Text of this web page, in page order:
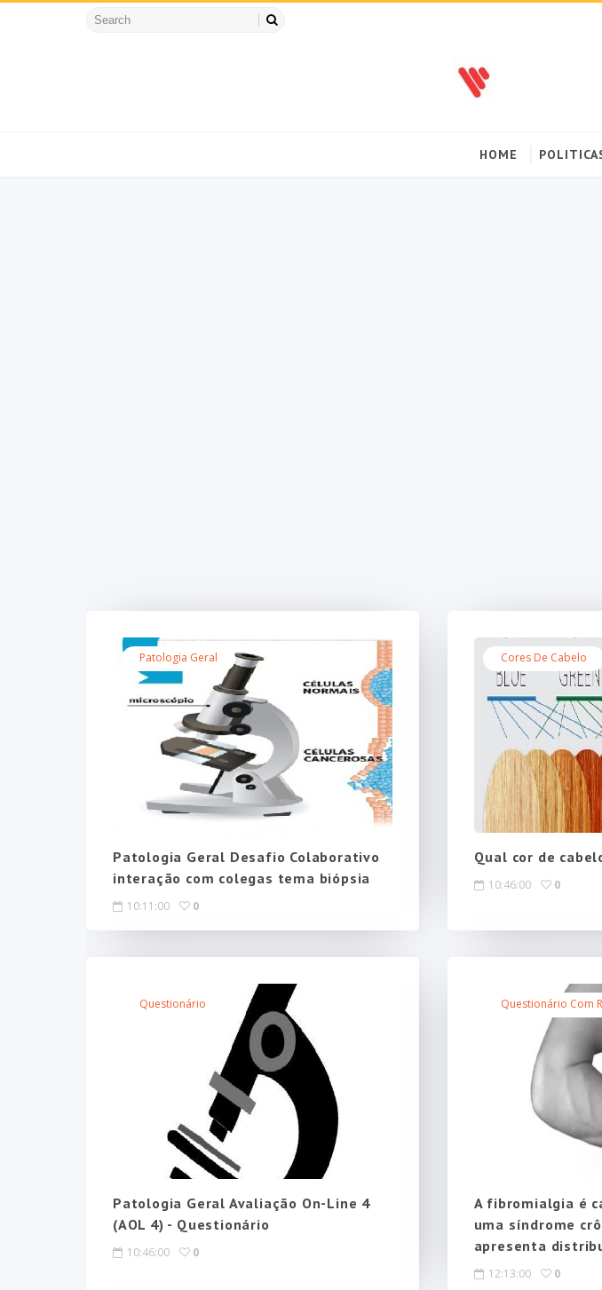
HOME
Patologia Geral
Patologia Geral Desafio Colaborativo
interação com colegas tema biópsia
10:11:00 0
Cores De Cabelo
Qual cor de
10:46:00 0
Questionário
Patologia Geral Avaliação On-Line 4
(AOL 4) - Questionário
10:46:00 0
Questionário Com
A fibromialgia é
uma síndrome
apresenta
12:13:00 0